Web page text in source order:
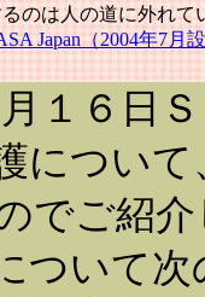
のは人の道に外れ
Japan（2004年7
月１６日
につい
でご紹
ついて